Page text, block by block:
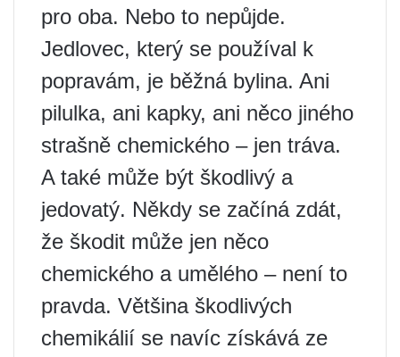
pro oba. Nebo to nepůjde.
Jedlovec, který se používal k
popravám, je běžná bylina. Ani
pilulka, ani kapky, ani něco jiného
strašně chemického – jen tráva.
A také může být škodlivý a
jedovatý. Někdy se začíná zdát,
že škodit může jen něco
chemického a umělého – není to
pravda. Většina škodlivých
chemikálií se navíc získává ze